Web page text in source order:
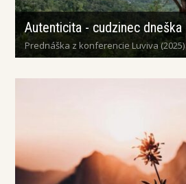
Autenticita - cudzinec dneška
Prednáška z konferencie Luviva (2025)